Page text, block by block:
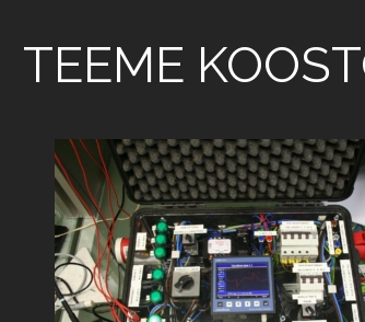
TEEME